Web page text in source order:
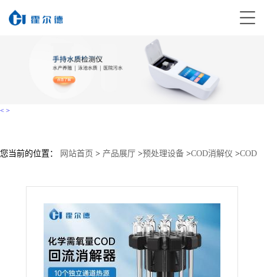
< >
您当前的位置： 网站首页 > 产品展厅 >预处理设备 >COD消解仪 >COD